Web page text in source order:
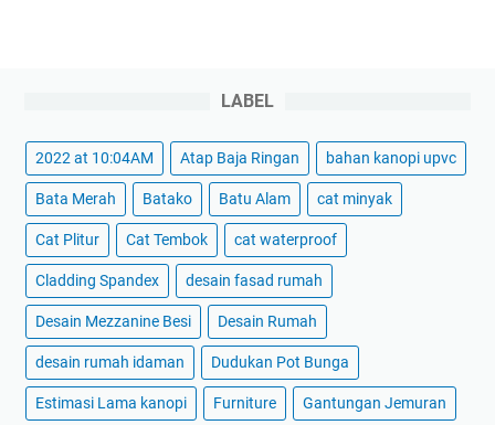
LABEL
2022 at 10:04AM Atap Baja Ringan bahan kanopi upvc
Bata Merah Batako Batu Alam cat minyak
Cat Plitur Cat Tembok cat waterproof
Cladding Spandex desain fasad rumah
Desain Mezzanine Besi Desain Rumah
desain rumah idaman Dudukan Pot Bunga
Estimasi Lama kanopi Furniture Gantungan Jemuran